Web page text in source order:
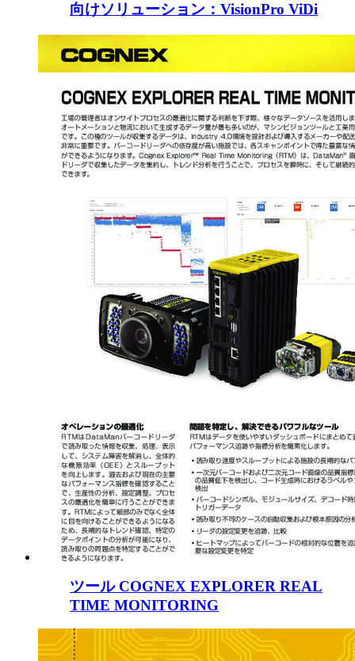
向けソリューション：VisionPro ViDi
ツール COGNEX EXPLORER REAL
TIME MONITORING